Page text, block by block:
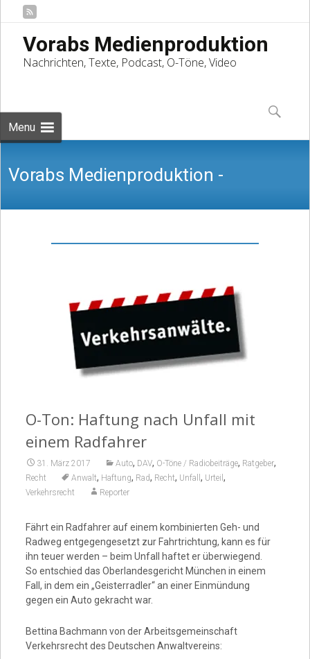
Vorabs Medienproduktion
Nachrichten, Texte, Podcast, O-Töne, Video
Menu
to
content
Suchen
nach:
Vorabs Medienproduktion -
Nachrichten, Texte, Podcast, O-Töne,
O-Ton: Haftung nach Unfall mit
einem Radfahrer
31. März 2017 Auto, DAV, O-Töne / Radiobeiträge, Ratgeber,
Recht Anwalt, Haftung, Rad, Recht, Unfall , Urteil ,
Verkehrsrecht Reporter
Fährt ein Radfahrer auf einem kombinierten Geh- und
Radweg entgegengesetzt zur Fahrtrichtung, kann es für
ihn teuer werden – beim Unfall haftet er überwiegend.
So entschied das Oberlandesgericht München in einem
Fall, in dem ein „Geisterradler“ an einer Einmündung
gegen ein Auto gekracht war.
Bettina Bachmann von der Arbeitsgemeinschaft
Verkehrsrecht des Deutschen Anwaltvereins: